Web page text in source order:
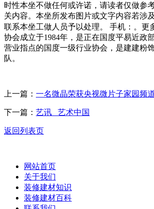
时性本坐不做任何或许诺，请读者仅做参
关内容。本坐所发布图片或文字内容若涉
联系本坐工做人员予以处理。 手机：。更
协会成立于1984年，是正在国度平易近政
营业指点的国度一级行业协会，是建建粉
队。
上一篇： 一名微晶荣获央视微片子家园频
下一篇： 艺讯 _艺术中国
返回列表页
网站首页
关于我们
装修建材知识
装修建材百科